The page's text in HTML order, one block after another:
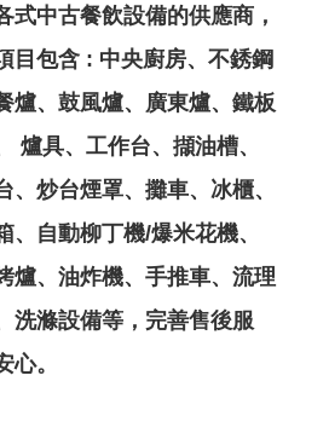
式中古餐飲設備的供應商，
目包含 : 中央廚房、不銹鋼
爐、鼓風爐、廣東爐、鐵板
爐具、工作台、擷油槽、
、炒台煙罩、攤車、冰櫃、
、自動柳丁機/爆米花機、
爐、油炸機、手推車、流理
洗滌設備等，完善售後服
。